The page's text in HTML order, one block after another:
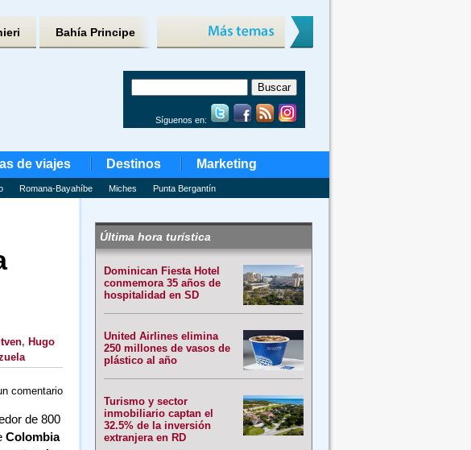
Bahía Principe
Síguenos en:
de viajes Destinos Marketing
Romana-Bayahíbe Miches Punta Bergantín
, Hugo
comentario
de 800
Colombia
Última hora turística
Dominican Fiesta Hotel
conmemora 35 años de
hospitalidad en SD
United Airlines elimina
250 millones de vasos de
plástico al año
Turismo y sector
inmobiliario captan el
32.5% de la inversión
extranjera en RD